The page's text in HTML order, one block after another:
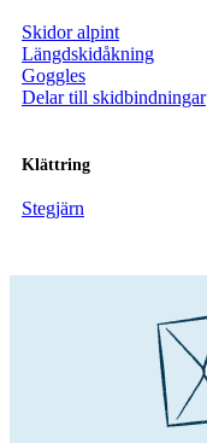
Skidor alpint
Längdskidåkning
Goggles
Delar till skidbindningar
Klättring
Stegjärn